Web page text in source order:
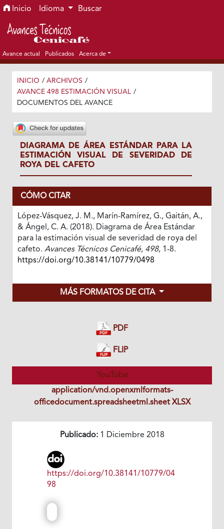
Ir al menú de navegación principal
Ir al contenido principal
Ir al pie de página del sitio
Inicio Idioma Buscar
Avance actual Publicados Acerca de
INICIO / ARCHIVOS /
AVANCE 498 ESTIMACIÓN VISUAL
/
DOCUMENTOS DEL AVANCE
DIAGRAMA DE ÁREA ESTÁNDAR PARA LA
ESTIMACIÓN VISUAL DE SEVERIDAD DE
ROYA DEL CAFETO
CÓMO CITAR
López-Vásquez, J. M., Marín-Ramírez, G., Gaitán, A.,
& Ángel, C. A. (2018). Diagrama de Área Estándar
para la estimación visual de severidad de roya del
cafeto. Avances Técnicos Cenicafé, 498, 1-8.
https://doi.org/10.38141/10779/0498
MÁS FORMATOS DE CITA
PDF
FLIP
YouTube
application/vnd.openxmlformats-
officedocument.spreadsheetml.sheet XLSX
Publicado:1 Diciembre 2018
https://doi.org/10.38141/10779/04
98